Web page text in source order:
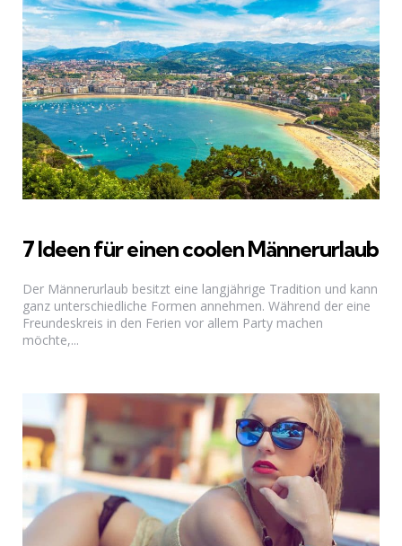
7 Ideen für einen coolen Männerurlaub
Der Männerurlaub besitzt eine langjährige Tradition und kann
ganz unterschiedliche Formen annehmen. Während der eine
Freundeskreis in den Ferien vor allem Party machen
möchte,...